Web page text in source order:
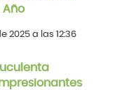
Año
2025 a las 12:36